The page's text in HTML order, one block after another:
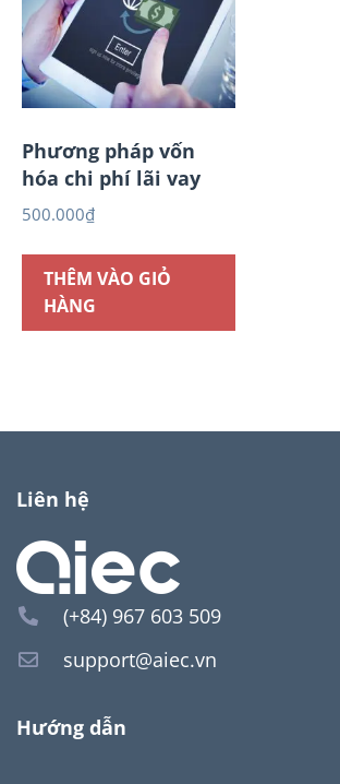
Phương pháp vốn
hóa chi phí lãi vay
500.000₫
THÊM VÀO GIỎ
HÀNG
Liên hệ
(+84) 967 603 509
support@aiec.vn
Hướng dẫn